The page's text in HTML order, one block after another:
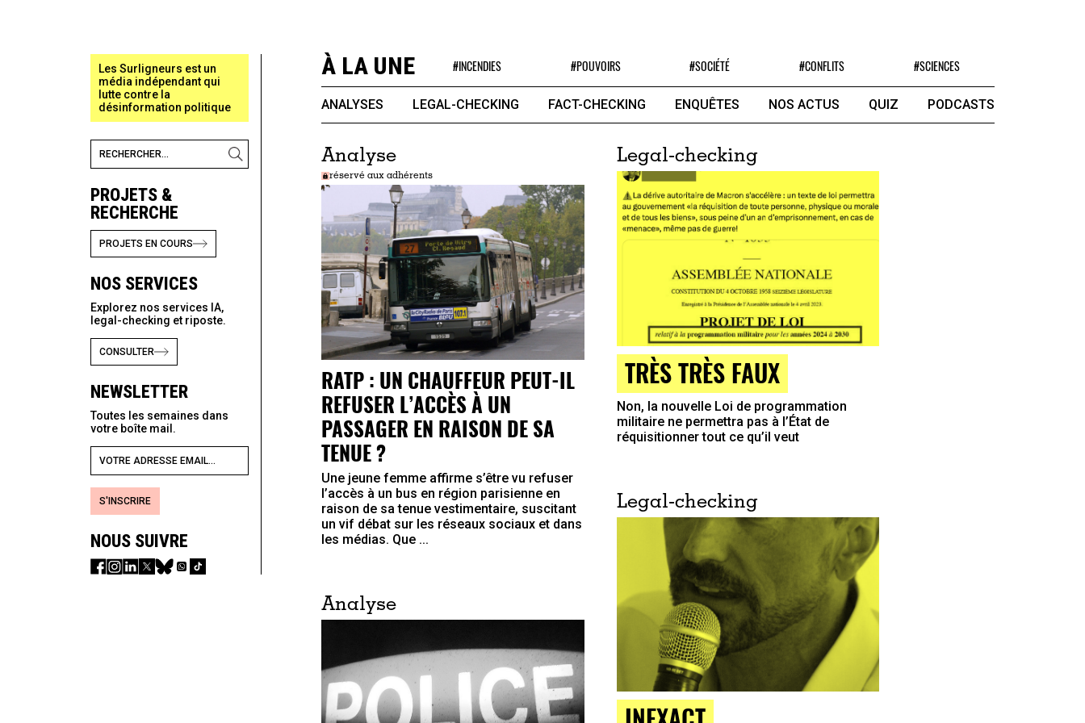
Les Surligneurs est un
média indépendant qui
lutte contre la
désinformation politique
PROJETS &
RECHERCHE
PROJETS EN COURS
NOS SERVICES
Explorez nos services IA,
legal-checking et riposte.
CONSULTER
NEWSLETTER
Toutes les semaines dans
votre boîte mail.
S'INSCRIRE
NOUS SUIVRE
À LA UNE #INCENDIES #POUVOIRS #SOCIÉTÉ #CONFLITS #SCIENCES
ANALYSES LEGAL-CHECKING FACT-CHECKING ENQUÊTES NOS ACTUS QUIZ PODCASTS
Analyse
réservé aux adhérents
RATP : UN CHAUFFEUR PEUT-IL
REFUSER L’ACCÈS À UN
PASSAGER EN RAISON DE SA
TENUE ?
Une jeune femme affirme s’être vu refuser
l’accès à un bus en région parisienne en
raison de sa tenue vestimentaire, suscitant
un vif débat sur les réseaux sociaux et dans
les médias. Que ...
Legal-checking
TRÈS TRÈS FAUX
Non, la nouvelle Loi de programmation
militaire ne permettra pas à l’État de
réquisitionner tout ce qu’il veut
Legal-checking
Analyse